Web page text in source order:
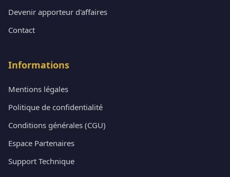
Devenir apporteur d'affaires
Contact
Informations
Mentions légales
Politique de confidentialité
Conditions générales (CGU)
Espace Partenaires
Support Technique